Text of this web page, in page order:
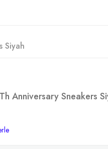
Siyah
Anniversary Sneakers